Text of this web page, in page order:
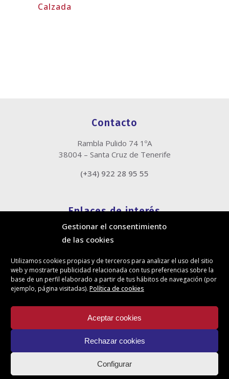
Gestionar el consentimiento
de las cookies
Utilizamos cookies propias y de terceros para analizar el uso del sitio
web y mostrarte publicidad relacionada con tus preferencias sobre la
base de un perfil elaborado a partir de tus hábitos de navegación (por
ejemplo, página visitadas). Política de cookies
Aceptar cookies
Rechazar cookies
Configurar
Calzada
Contacto
Rambla Pulido 74 1ºA
38004 – Santa Cruz de Tenerife
(+34) 922 28 95 55
Enlaces de interés
Política de cookies
Política de privacidad
Canal de denuncias
Protección de privacidad en redes sociales
Síguenos
Actualidad
Contacto